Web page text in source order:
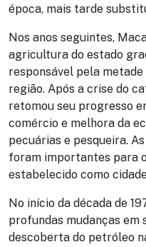
época, mais tarde
Nos anos seguintes,
agricultura do estado
responsável pela
região. Após a crise do
retomou seu progresso
comércio e melhora da
pecuárias e pesqueira.
foram importantes para
estabelecido como
No início da década de
profundas mudanças em
descoberta do petróleo